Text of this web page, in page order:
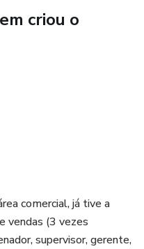
criou o
comercial, já tive a
vendas (3 vezes
supervisor, gerente,